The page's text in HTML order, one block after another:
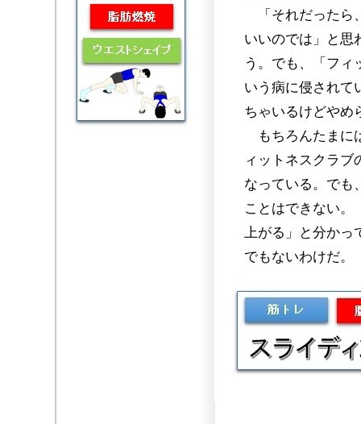
「それだったら
いいのでは」と思
う。でも、「フ
いう病に侵されて
ちゃいるけどやめ
もちろんたまに
ィットネスクラブ
なっている。でも
ことはできない。
上がる」と分かっ
でもないわけだ。